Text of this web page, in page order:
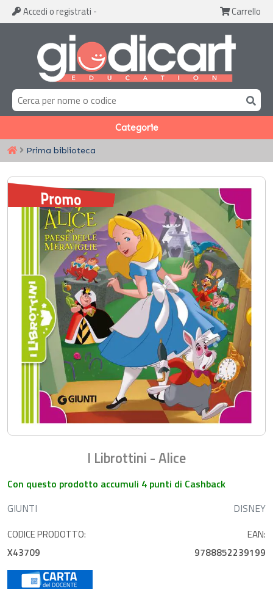
Accedi o registrati - Carrello
Categorie
Prima biblioteca
I Librottini - Alice
Con questo prodotto accumuli 4 punti di Cashback
GIUNTI
DISNEY
CODICE PRODOTTO:
X43709
EAN:
9788852239199